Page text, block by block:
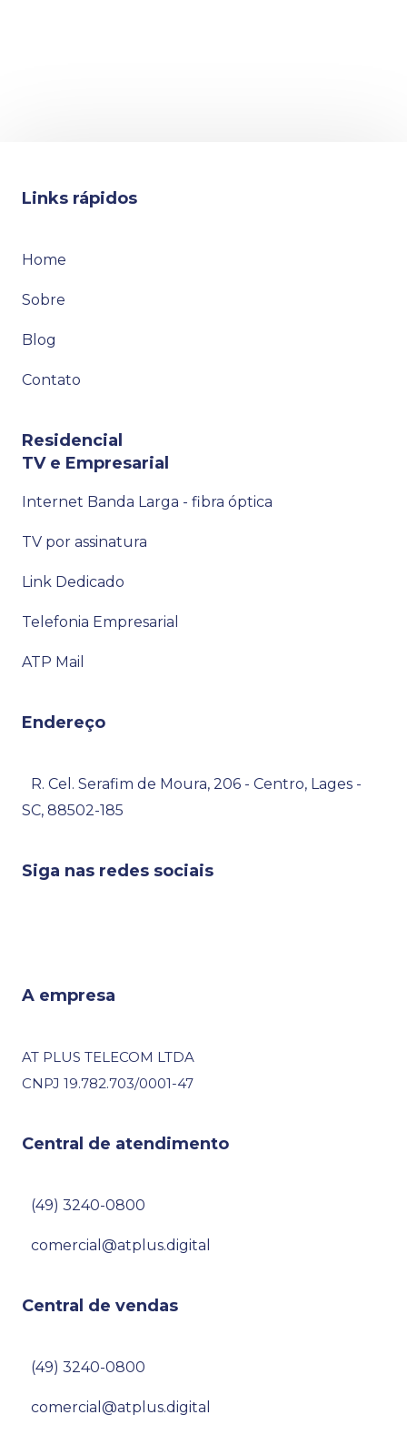
Links rápidos
Home
Sobre
Blog
Contato
Residencial
TV e Empresarial
Internet Banda Larga - fibra óptica
TV por assinatura
Link Dedicado
Telefonia Empresarial
ATP Mail
Endereço
R. Cel. Serafim de Moura, 206 - Centro, Lages -
SC, 88502-185
Siga nas redes sociais
A empresa
AT PLUS TELECOM LTDA
CNPJ 19.782.703/0001-47
Central de atendimento
(49) 3240-0800
comercial@atplus.digital
Central de vendas
(49) 3240-0800
comercial@atplus.digital